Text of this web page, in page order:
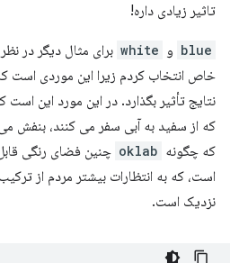
تاثیر زیادی داره!
blue و white برای مثال دیگر در
خاص انتخاب کردم زیرا این موردی است
نتایج تأثیر بگذارد. در این مورد این
که از سفید به آبی سفر می کنند، بنفش
که چگونه oklab چنین فضای رنگی
است، که به انتظارات بیشتر مردم از
نزدیک است.